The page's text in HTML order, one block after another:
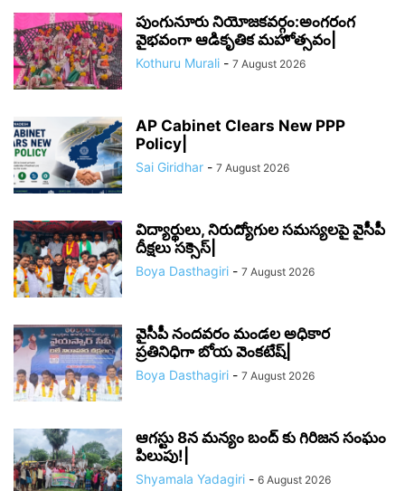
పుంగునూరు నియోజకవర్గం:అంగరంగ
వైభవంగా ఆడికృతిక మహోత్సవం|
Kothuru Murali - 7 August 2026
AP Cabinet Clears New PPP
Policy|
Sai Giridhar - 7 August 2026
విద్యార్థులు, నిరుద్యోగుల సమస్యలపై వైసీపీ
దీక్షలు సక్సెస్|
Boya Dasthagiri - 7 August 2026
వైసీపీ నందవరం మండల అధికార
ప్రతినిధిగా బోయ వెంకటేష్|
Boya Dasthagiri - 7 August 2026
ఆగస్టు 8న మన్యం బంద్ కు గిరిజన సంఘం
పిలుపు!|
Shyamala Yadagiri - 6 August 2026